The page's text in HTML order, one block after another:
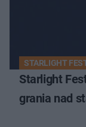
STARLIGHT
Starlight
grania nad